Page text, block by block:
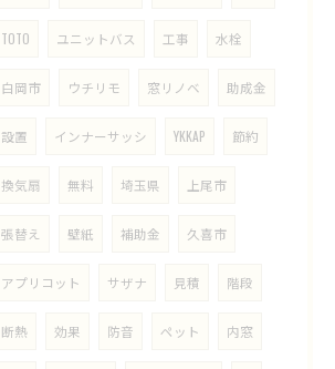
TOTO ユニットバス 工事 水栓
白岡市 ウチリモ 窓リノベ 助成金
設置 インナーサッシ YKKAP 節約
換気扇 無料 埼玉県 上尾市
張替え 壁紙 補助金 久喜市
アプリコット サザナ 見積 階段
断熱 効果 防音 ペット 内窓